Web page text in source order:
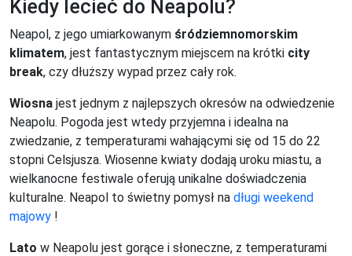
Kiedy lecieć do Neapolu?
Neapol, z jego umiarkowanym śródziemnomorskim
klimatem, jest fantastycznym miejscem na krótki city
break, czy dłuższy wypad przez cały rok.
Wiosna jest jednym z najlepszych okresów na odwiedzenie
Neapolu. Pogoda jest wtedy przyjemna i idealna na
zwiedzanie, z temperaturami wahającymi się od 15 do 22
stopni Celsjusza. Wiosenne kwiaty dodają uroku miastu, a
wielkanocne festiwale oferują unikalne doświadczenia
kulturalne. Neapol to świetny pomysł na długi weekend
majowy !
Lato w Neapolu jest gorące i słoneczne, z temperaturami